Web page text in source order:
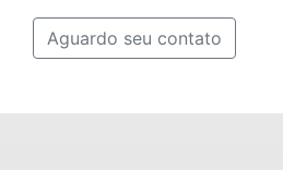
Aguardo seu contato